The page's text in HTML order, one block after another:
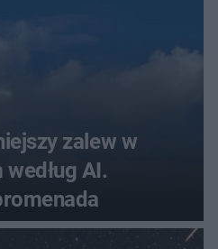
zalew w
AI.